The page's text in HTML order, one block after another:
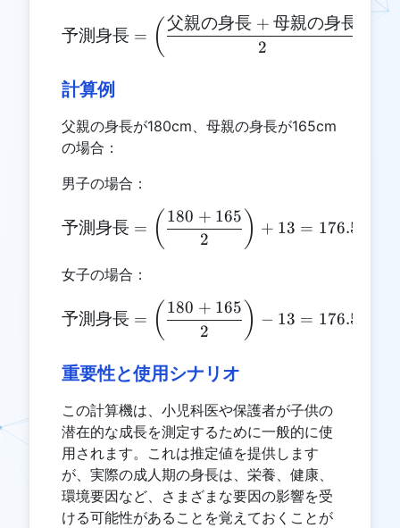
\text{予測身長} =
予測身長 = ( 2
父親の身長 + 母親の身長
計算例
父親の身長が180cm、母親の身長が165cm
の場合：
男子の場合：
\text{予測身長} =
予測身長 = ( 2
180 + 165 ) + 13 = 176.5
女子の場合：
\text{予測身長} =
予測身長 = ( 2
180 + 165 ) − 13 = 176.5
重要性と使用シナリオ
この計算機は、小児科医や保護者が子供の
潜在的な成長を測定するために一般的に使
用されます。これは推定値を提供します
が、実際の成人期の身長は、栄養、健康、
環境要因など、さまざまな要因の影響を受
ける可能性があることを覚えておくことが